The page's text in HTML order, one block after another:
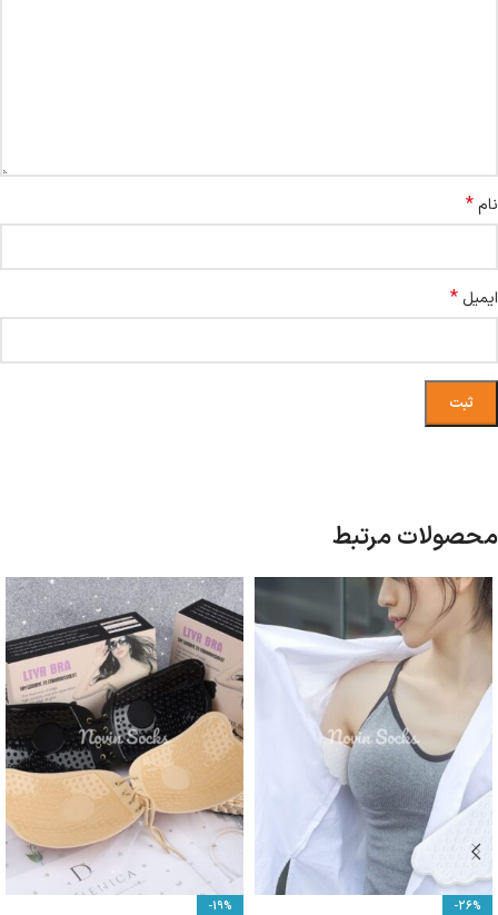
نام*
ایمیل *
محصولات مرتبط
-26%
-19%